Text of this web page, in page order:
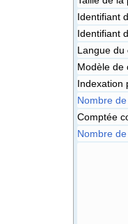
Identifiant
Identifiant
Langue du
Modèle de
Indexation
Nombre
Comptée
Nombre